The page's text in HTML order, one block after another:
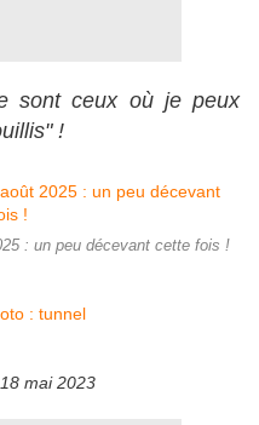
sont ceux où je peux
!
: un peu décevant cette fois !
mai 2023